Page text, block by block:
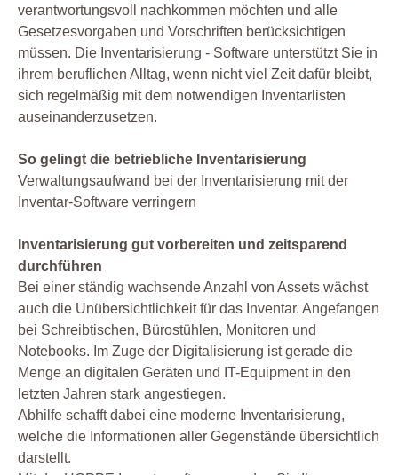
verantwortungsvoll nachkommen möchten und alle
Gesetzesvorgaben und Vorschriften berücksichtigen
müssen. Die Inventarisierung - Software unterstützt Sie in
ihrem beruflichen Alltag, wenn nicht viel Zeit dafür bleibt,
sich regelmäßig mit dem notwendigen Inventarlisten
auseinanderzusetzen.
So gelingt die betriebliche Inventarisierung
Verwaltungsaufwand bei der Inventarisierung mit der
Inventar-Software verringern
Inventarisierung gut vorbereiten und zeitsparend
durchführen
Bei einer ständig wachsende Anzahl von Assets wächst
auch die Unübersichtlichkeit für das Inventar. Angefangen
bei Schreibtischen, Bürostühlen, Monitoren und
Notebooks. Im Zuge der Digitalisierung ist gerade die
Menge an digitalen Geräten und IT-Equipment in den
letzten Jahren stark angestiegen.
Abhilfe schafft dabei eine moderne Inventarisierung,
welche die Informationen aller Gegenstände übersichtlich
darstellt.